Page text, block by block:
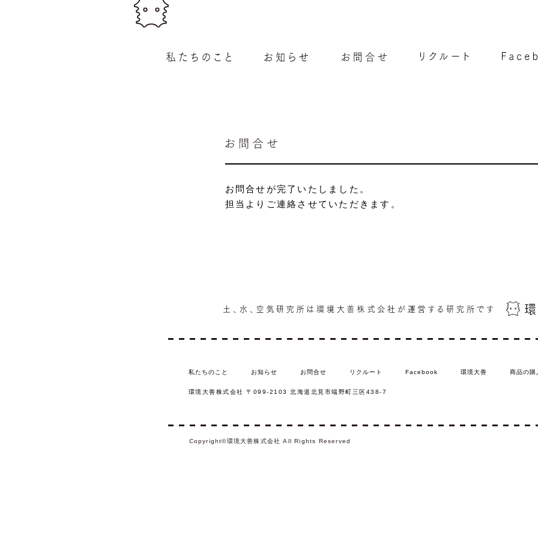
お問合せが完了いたしました。
担当よりご連絡させていただきます。
私たちのこと お知らせ お問合せ リクルート Facebook 環境大善 商品の購
環境⼤善株式会社 〒099-2103 北海道北⾒市端野町三区438-7
Copyright©環境大善株式会社 All Rights Reserved